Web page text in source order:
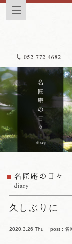
久しぶりに
2020.3.26 Thu post : 名